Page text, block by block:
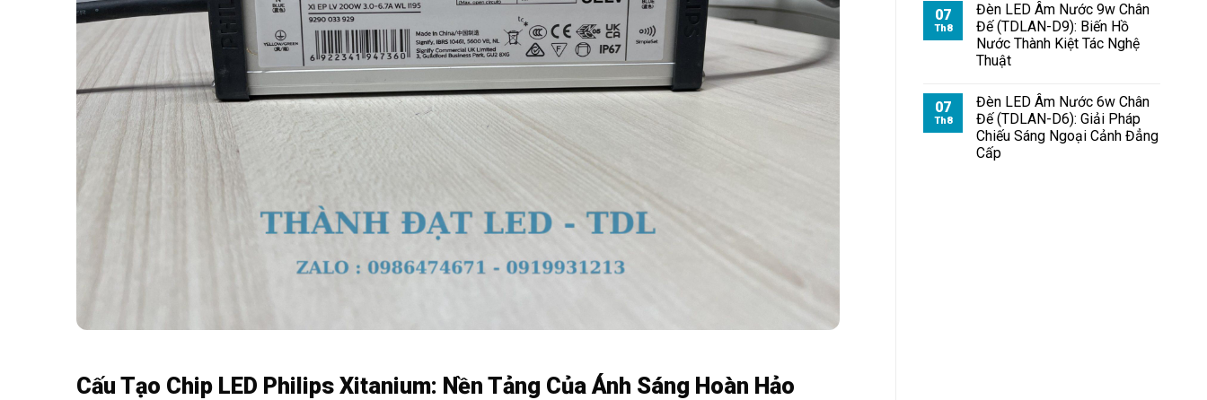
Cấu Tạo Chip LED Philips Xitanium: Nền Tảng Của Ánh Sáng Hoàn Hảo
07
Th8
Đèn LED Âm Nước 9w Chân
Đế (TDLAN-D9): Biến Hồ
Nước Thành Kiệt Tác Nghệ
Thuật
07
Th8
Đèn LED Âm Nước 6w Chân
Đế (TDLAN-D6): Giải Pháp
Chiếu Sáng Ngoại Cảnh Đẳng
Cấp